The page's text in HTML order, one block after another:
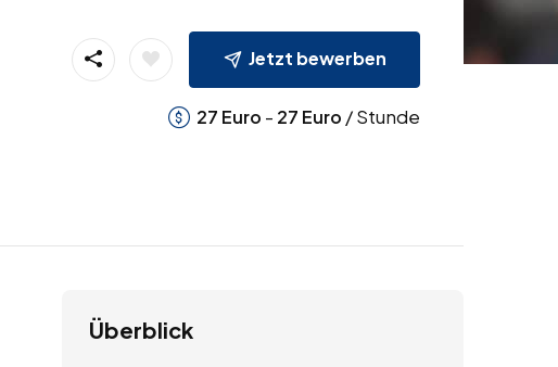
Jetzt bewerben
27 Euro - 27 Euro / Stunde
Überblick